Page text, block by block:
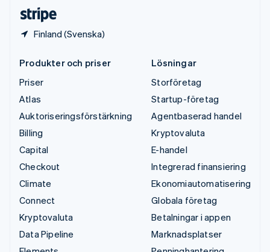
Finland (Svenska)
Produkter och priser
Priser
Atlas
Auktoriseringsförstärkning
Billing
Capital
Checkout
Climate
Connect
Kryptovaluta
Data Pipeline
Lösningar
Storföretag
Startup-företag
Agentbaserad handel
Kryptovaluta
E-handel
Integrerad finansiering
Ekonomiautomatisering
Globala företag
Betalningar i appen
Marknadsplatser